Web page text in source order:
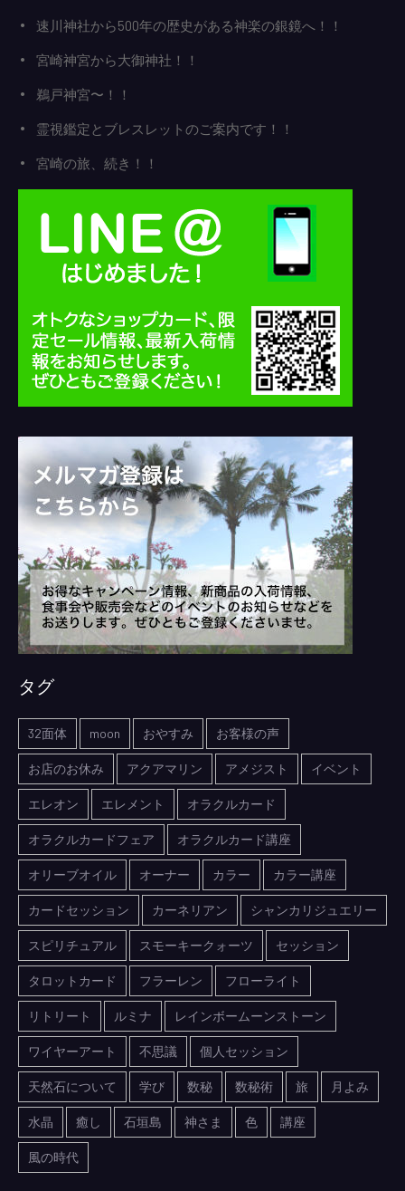
速川神社から500年の歴史がある神楽の銀鏡へ！！
宮崎神宮から大御神社！！
鵜戸神宮〜！！
霊視鑑定とブレスレットのご案内です！！
宮崎の旅、続き！！
タグ
32面体 moon おやすみ お客様の声
お店のお休み アクアマリン アメジスト イベント
エレオン エレメント オラクルカード
オラクルカードフェア オラクルカード講座
オリーブオイル オーナー カラー カラー講座
カードセッション カーネリアン シャンカリジュエリー
スピリチュアル スモーキークォーツ セッション
タロットカード フラーレン フローライト
リトリート ルミナ レインボームーンストーン
ワイヤーアート 不思議 個人セッション
天然石について 学び 数秘 数秘術 旅 月よみ
水晶 癒し 石垣島 神さま 色 講座
風の時代